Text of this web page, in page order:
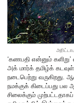
‘கணபதி என்னும்
அக் மார்க் தமிழ்க்
நடைபெற்று
நமக்குக் கிடைப்பது பல
சிலைக்கும்